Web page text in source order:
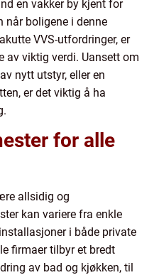
en vakker by kjent for
når boligene i denne
VVS-utfordringer, er
av viktig verdi. Uansett om
nytt utstyr, eller en
er det viktig å ha
for alle
allsidig og
kan variere fra enkle
i både private
firmaer tilbyr et bredt
av bad og kjøkken, til